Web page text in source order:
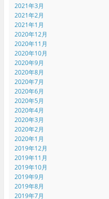
2021年3月
2021年2月
2021年1月
2020年12月
2020年11月
2020年10月
2020年9月
2020年8月
2020年7月
2020年6月
2020年5月
2020年4月
2020年3月
2020年2月
2020年1月
2019年12月
2019年11月
2019年10月
2019年9月
2019年8月
2019年7月